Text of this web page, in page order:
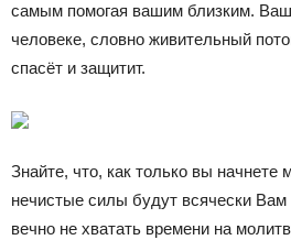
самым помогая вашим близким.
человеке, словно живительный
спасёт и защитит.
Знайте, что, как только вы начнете
нечистые силы будут всячески
вечно не хватать времени на